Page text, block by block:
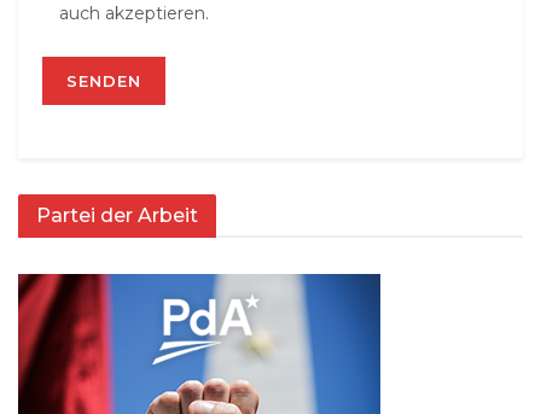
auch akzeptieren.
Partei der Arbeit